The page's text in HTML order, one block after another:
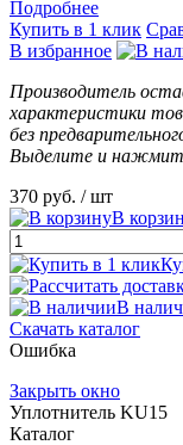
Подробнее
Купить в 1 клик
В избранное
Производитель
характеристики
без
Выделите и
370 руб. / шт
В
В
Скачать каталог
Ошибка
Закрыть окно
Уплотнитель KU15
Каталог